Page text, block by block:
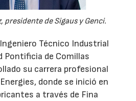
presidente de Sigaus y Genci.
Técnico Industrial
Pontificia de Comillas
su carrera profesional
donde se inició en
a través de Fina